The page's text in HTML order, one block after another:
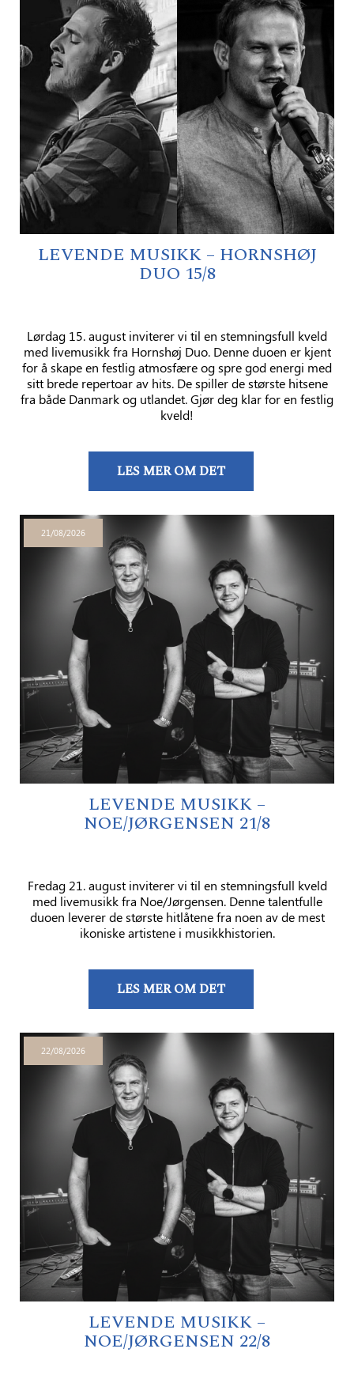
LEVENDE MUSIKK – HORNSHØJ
DUO 15/8
Lørdag 15. august inviterer vi til en stemningsfull kveld
med livemusikk fra Hornshøj Duo. Denne duoen er kjent
for å skape en festlig atmosfære og spre god energi med
sitt brede repertoar av hits. De spiller de største hitsene
fra både Danmark og utlandet. Gjør deg klar for en festlig
kveld!
LES MER OM DET
21/08/2026
LEVENDE MUSIKK –
NOE/JØRGENSEN 21/8
Fredag ​​21. august inviterer vi til en stemningsfull kveld
med livemusikk fra Noe/Jørgensen. Denne talentfulle
duoen leverer de største hitlåtene fra noen av de mest
ikoniske artistene i musikkhistorien.
LES MER OM DET
22/08/2026
LEVENDE MUSIKK –
NOE/JØRGENSEN 22/8